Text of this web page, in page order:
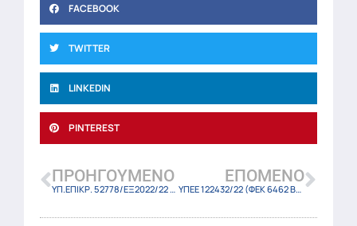
FACEBOOK
TWITTER
LINKEDIN
PINTEREST
ΠΡΟΗΓΟΎΜΕΝΟ
ΥΠ.ΕΠΙΚΡ. 52778/ΕΞ2022/22 (ΦΕΚ-6491 Β/17-12-22)
ΕΠΌΜΕΝΟ
ΥΠΕΕ 122432/22 (ΦΕΚ 6462 Β/17-12-2022)